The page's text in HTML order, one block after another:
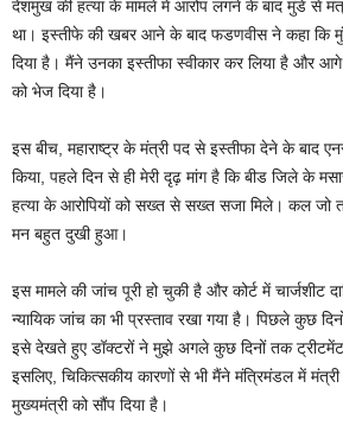
देशमुख की हत्या के मामले में आरोप लगने के बाद मुंडे से
था। इस्तीफे की खबर आने के बाद फडणवीस ने कहा कि
दिया है। मैंने उनका इस्तीफा स्वीकार कर लिया है और आगे
को भेज दिया है।
इस बीच, महाराष्ट्र के मंत्री पद से इस्तीफा देने के बाद
किया, पहले दिन से ही मेरी दृढ़ मांग है कि बीड जिले के
हत्या के आरोपियों को सख्त से सख्त सजा मिले। कल जो
मन बहुत दुखी हुआ।
इस मामले की जांच पूरी हो चुकी है और कोर्ट में चार्जशीट
न्यायिक जांच का भी प्रस्ताव रखा गया है। पिछले कुछ
इसे देखते हुए डॉक्टरों ने मुझे अगले कुछ दिनों तक ट्रीटमेंट
इसलिए, चिकित्सकीय कारणों से भी मैंने मंत्रिमंडल में
मुख्यमंत्री को सौंप दिया है।